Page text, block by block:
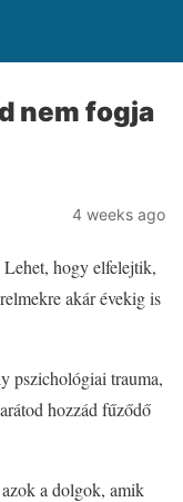
nem fogja
4 weeks ago
hogy elfelejtik,
akár évekig is
pszichológiai trauma,
hozzád fűződő
a dolgok, amik